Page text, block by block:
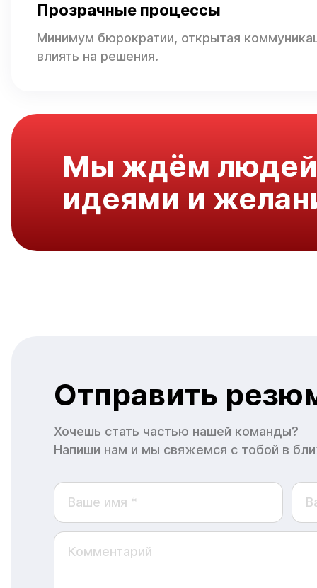
Прозрачные процессы
Минимум бюрократии, открытая
влиять на решения.
Мы ждём
идеями и
Отправить
Хочешь стать частью нашей команды?
Напиши нам и мы свяжемся с тобой в